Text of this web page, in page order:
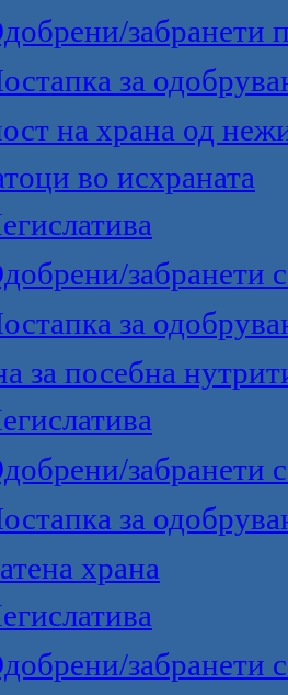
забранети
за
на храна од
во исхраната
забранети
за
за посебна
забранети
за
храна
забранети